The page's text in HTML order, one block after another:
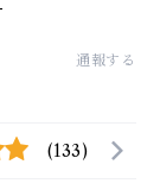
通報する
(133)